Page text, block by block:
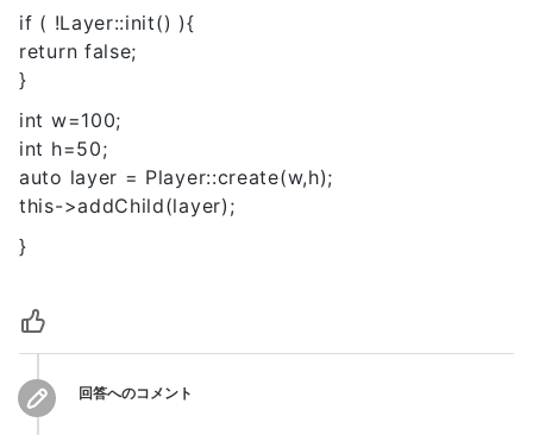
if ( !Layer::init() ){
return false;
}
int w=100;
int h=50;
auto layer = Player::create(w,h);
this->addChild(layer);
}
回答へのコメント